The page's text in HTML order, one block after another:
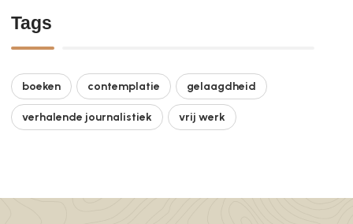
Tags
boeken contemplatie gelaagdheid
verhalende journalistiek vrij werk